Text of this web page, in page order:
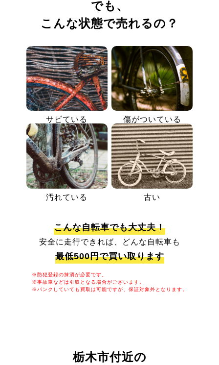
でも、
こんな状態で売れるの？
サビている 傷がついている
汚れている 古い
こんな自転車でも大丈夫！
安全に走行できれば、どんな自転車も
最低500円で買い取ります
※防犯登録の抹消が必要です。
※事故車などは引取となる場合がございます。
※パンクしていても買取は可能ですが、保証対象外となります。
栃木市付近の